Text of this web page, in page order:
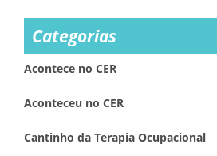
Categorias
Acontece no CER
Aconteceu no CER
Cantinho da Terapia Ocupacional